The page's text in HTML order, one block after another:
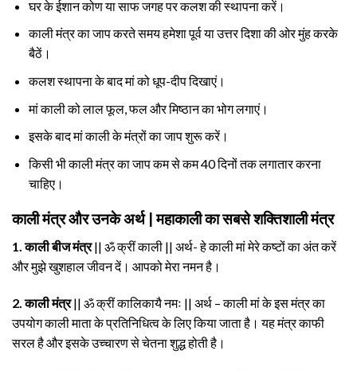
घर के ईशान कोण या साफ जगह पर कलश की स्थापना करें।
काली मंत्र का जाप करते समय हमेशा पूर्व या उत्तर दिशा की ओर मुंह करके
बैठें।
कलश स्थापना के बाद मां को धूप-दीप दिखाएं।
मां काली को लाल फूल, फल और मिष्ठान का भोग लगाएं।
इसके बाद मां काली के मंत्रों का जाप शुरू करें।
किसी भी काली मंत्र का जाप कम से कम 40 दिनों तक लगातार करना
चाहिए।
काली मंत्र और उनके अर्थ | महाकाली का सबसे शक्तिशाली मंत्र
1. काली बीज मंत्र|| ॐ क्रीं काली || अर्थ- हे काली मां मेरे कष्टों का अंत करें
और मुझे खुशहाल जीवन दें। आपको मेरा नमन है।
2. काली मंत्र|| ॐ क्रीं कालिकायै नमः || अर्थ – काली मां के इस मंत्र का
उपयोग काली माता के प्रतिनिधित्व के लिए किया जाता है। यह मंत्र काफी
सरल है और इसके उच्चारण से चेतना शुद्ध होती है।